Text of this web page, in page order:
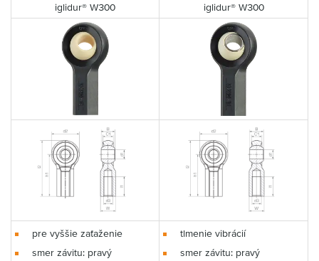
iglidur® W300 iglidur® W300
pre vyššie zaťaženie
smer závitu: pravý
tlmenie vibrácií
smer závitu: pravý